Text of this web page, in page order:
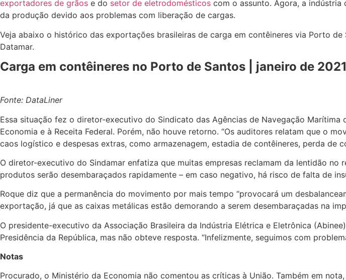
exportadores de grãos e do setor de eletrodomésticos com o assunto. Agora, a
da produção devido aos problemas com liberação de cargas.
Veja abaixo o histórico das exportações brasileiras de carga em contêineres via Porto
Datamar.
Carga em contêineres no Porto de Santos | janeiro de
Fonte: DataLiner
Essa situação fez o diretor-executivo do Sindicato das Agências de Navegação
Economia e à Receita Federal. Porém, não houve retorno. “Os auditores relatam que o
caos logístico e despesas extras, como armazenagem, estadia de contêineres, perda de
O diretor-executivo do Sindamar enfatiza que muitas empresas reclamam da lentidão
produtos serão desembaraçados rapidamente – em caso negativo, há risco de falta de
Roque diz que a permanência do movimento por mais tempo “provocará um
exportação, já que as caixas metálicas estão demorando a serem desembaraçadas na
O presidente-executivo da Associação Brasileira da Indústria Elétrica e Eletrônica
Presidência da República, mas não obteve resposta. “Infelizmente, seguimos com
Notas
Procurado, o Ministério da Economia não comentou as críticas à União. Também em